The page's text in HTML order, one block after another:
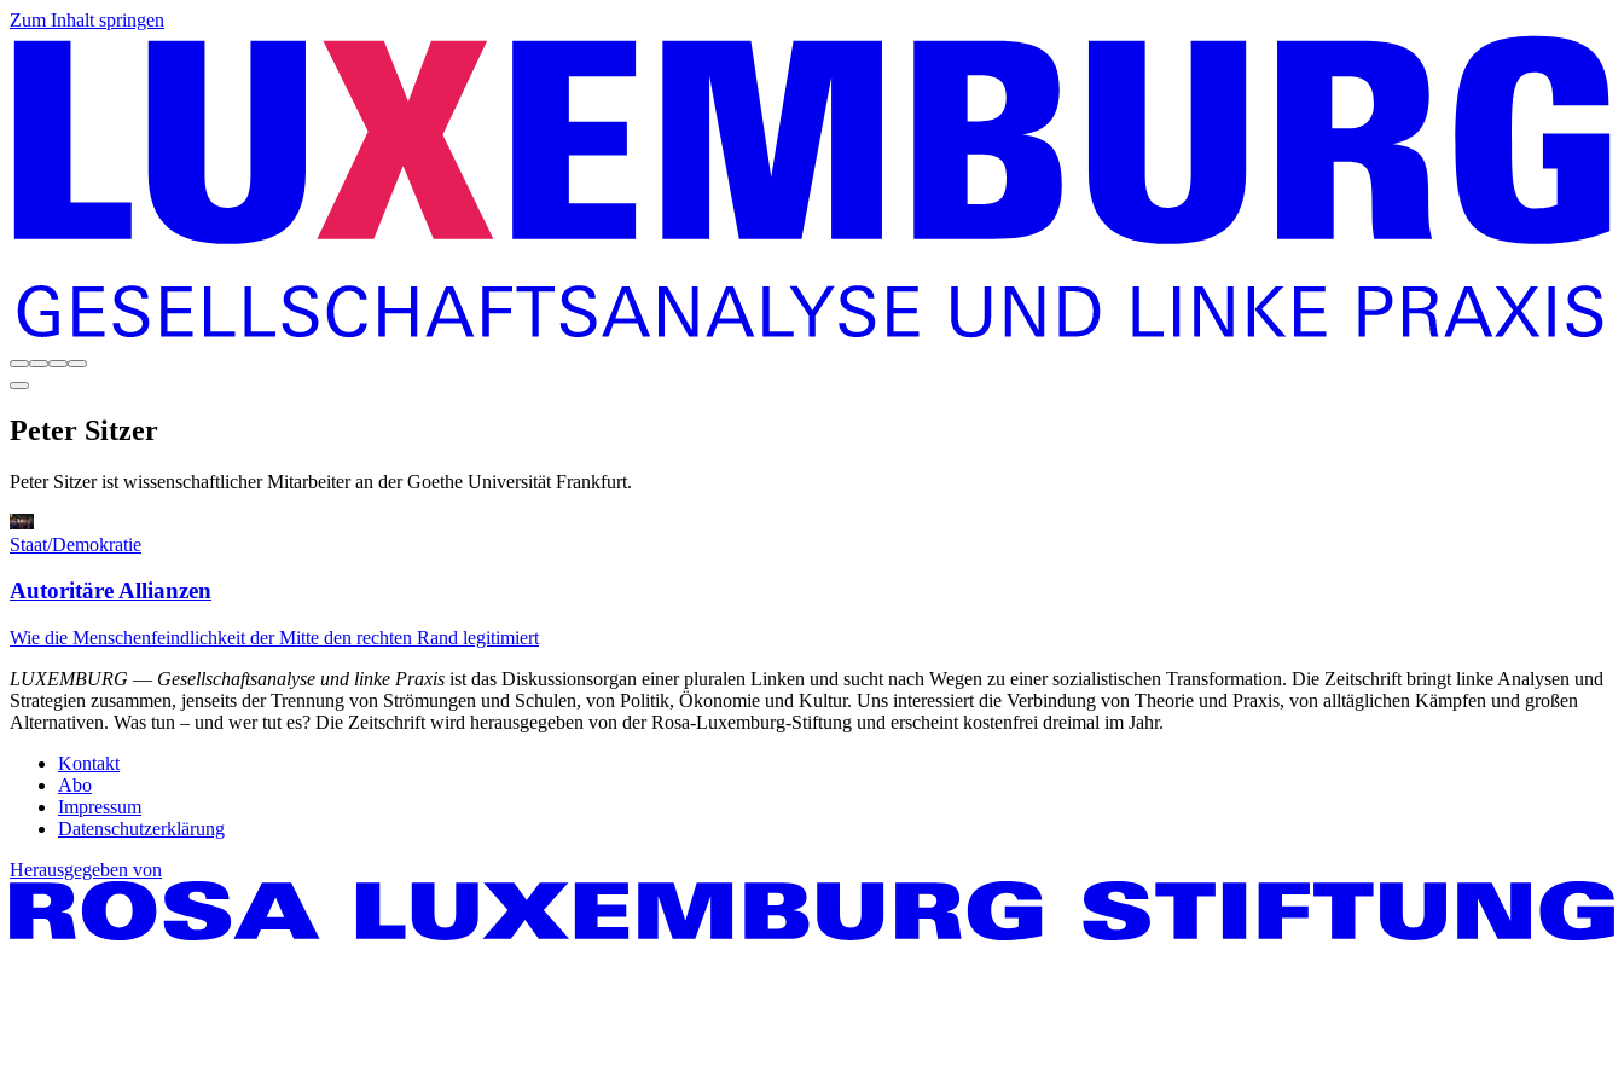
Zum Inhalt springen
Peter Sitzer
Peter Sitzer ist wissenschaftlicher Mitarbeiter an der Goethe Universität Frankfurt.
Staat/Demokratie
Autoritäre Allianzen
Wie die Menschenfeindlichkeit der Mitte den rechten Rand legitimiert
LUXEMBURG — Gesellschaftsanalyse und linke Praxis ist das Diskussionsorgan einer pluralen Linken und sucht nach Wegen zu einer sozialistischen Transformation. Die Zeitschrift bringt linke Analysen und
Strategien zusammen, jenseits der Trennung von Strömungen und Schulen, von Politik, Ökonomie und Kultur. Uns interessiert die Verbindung von Theorie und Praxis, von alltäglichen Kämpfen und großen
Alternativen. Was tun – und wer tut es? Die Zeitschrift wird herausgegeben von der Rosa-Luxemburg-Stiftung und erscheint kostenfrei dreimal im Jahr.
Kontakt
Abo
Impressum
Datenschutzerklärung
Herausgegeben von